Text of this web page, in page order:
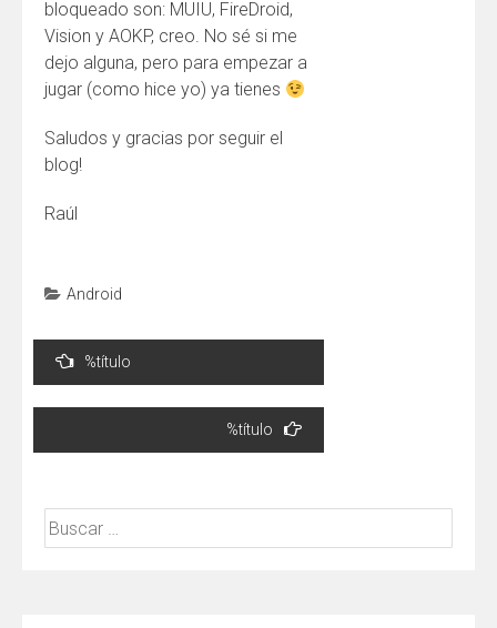
bloqueado son: MUIU, FireDroid,
Vision y AOKP, creo. No sé si me
dejo alguna, pero para empezar a
jugar (como hice yo) ya tienes
Saludos y gracias por seguir el
blog!
Raúl
Android
Navegación
entradas
%título
%título
Buscar: